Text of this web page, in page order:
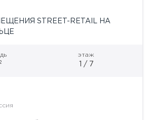
STREET-RETAIL НА
этаж
1 / 7